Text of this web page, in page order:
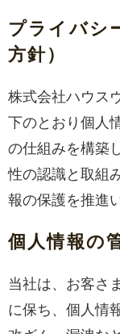
プライバシ
方針）
株式会社ハウス
下のとおり個人
の仕組みを構築
性の認識と取組
報の保護を推進
個人情報の
当社は、お客さ
に保ち、個人情